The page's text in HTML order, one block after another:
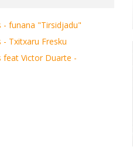
- funana "Tirsidjadu"
- Txitxaru Fresku
feat Victor Duarte -